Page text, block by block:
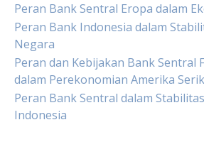
Peran Bank Sentral Eropa dalam
Peran Bank Indonesia dalam
Negara
Peran dan Kebijakan Bank Sentral
dalam Perekonomian Amerika
Peran Bank Sentral dalam
Indonesia